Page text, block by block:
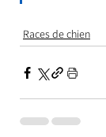
Races de chien